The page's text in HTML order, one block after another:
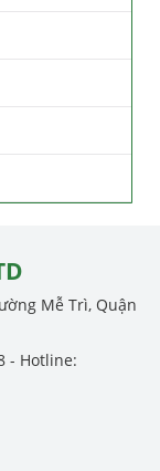
Mễ Trì, Quận
- Hotline: